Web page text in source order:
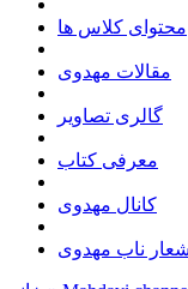
محتوای کلاس ها
مقالات مهدوی
گالری تصاویر
معرفی کتاب
کانال مهدوی
اشعار ناب مهدوی